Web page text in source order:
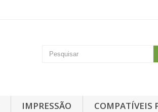
IMPRESSÃO COMPATÍVEIS